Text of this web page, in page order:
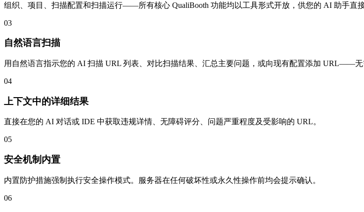
组织、项目、扫描配置和扫描运行——所有核心 QualiBooth 功能均以工具形式开放，供您的 AI 助手直接
03
自然语言扫描
用自然语言指示您的 AI 扫描 URL 列表、对比扫描结果、汇总主要问题，或向现有配置添加 URL——无
04
上下文中的详细结果
直接在您的 AI 对话或 IDE 中获取违规详情、无障碍评分、问题严重程度及受影响的 URL。
05
安全机制内置
内置防护措施强制执行安全操作模式。服务器在任何破坏性或永久性操作前均会提示确认。
06